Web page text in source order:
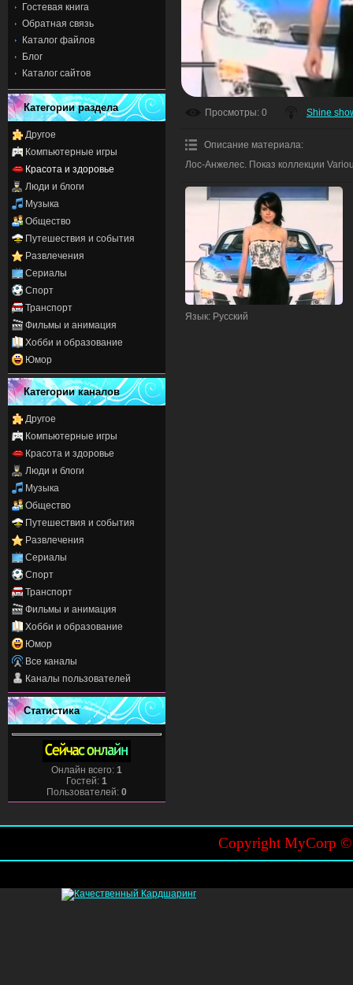
Гостевая книга
Обратная связь
Каталог файлов
Блог
Каталог сайтов
Категории раздела
Другое
Компьютерные игры
Красота и здоровье
Люди и блоги
Музыка
Общество
Путешествия и события
Развлечения
Сериалы
Спорт
Транспорт
Фильмы и анимация
Хобби и образование
Юмор
Категории каналов
Другое
Компьютерные игры
Красота и здоровье
Люди и блоги
Музыка
Общество
Путешествия и события
Развлечения
Сериалы
Спорт
Транспорт
Фильмы и анимация
Хобби и образование
Юмор
Все каналы
Каналы пользователей
Статистика
Онлайн всего: 1
Гостей: 1
Пользователей: 0
Просмотры: 0 Shine
Описание материала:
Лос-Анжелес. Показ коллекции
Язык: Русский
Copyright MyCorp